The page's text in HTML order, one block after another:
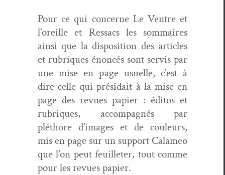
Pour ce qui con­cerne Le Ven­tre et
l’or­eille et Ressacs les som­maires
ain­si que la dis­po­si­tion des arti­cles
et rubriques énon­cés sont servis par
une mise en page usuelle, c’est à
dire celle qui présidait à la mise en
page des revues papi­er : édi­tos et
rubriques, accom­pa­g­nés par
pléthore d’im­ages et de couleurs,
mis en page sur un sup­port Calameo
que l’on peut feuil­leter, tout comme
pour les revues papier.